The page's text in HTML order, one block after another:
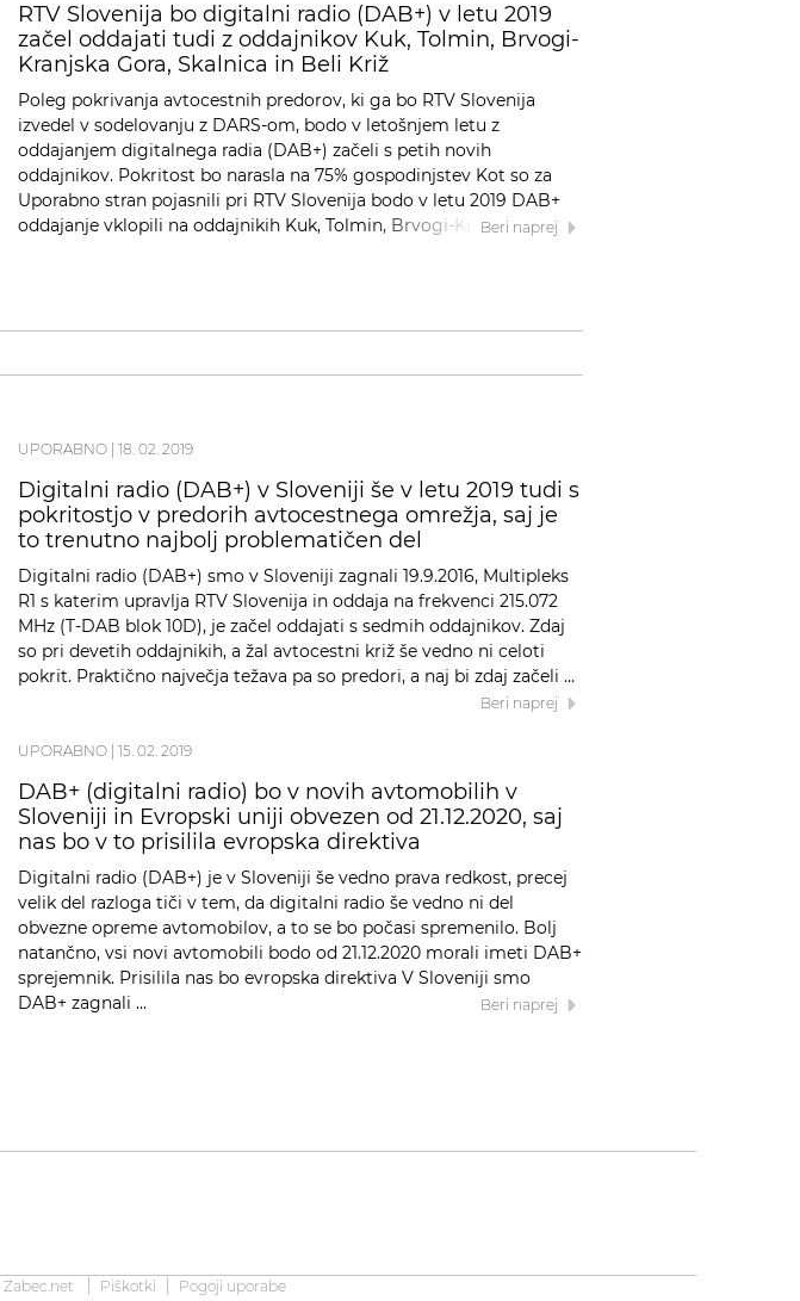
RTV Slovenija bo digitalni radio (DAB+) v letu 2019
začel oddajati tudi z oddajnikov Kuk, Tolmin, Brvogi-
Kranjska Gora, Skalnica in Beli Križ
Poleg pokrivanja avtocestnih predorov, ki ga bo RTV Slovenija
izvedel v sodelovanju z DARS-om, bodo v letošnjem letu z
oddajanjem digitalnega radia (DAB+) začeli s petih novih
oddajnikov. Pokritost bo narasla na 75% gospodinjstev Kot so za
Uporabno stran pojasnili pri RTV Slovenija bodo v letu 2019 DAB+
oddajanje vklopili na oddajnikih Kuk, Tolmin, Brvogi-Kranjska …
Beri naprej
UPORABNO 18. 02. 2019
Digitalni radio (DAB+) v Sloveniji še v letu 2019 tudi s
pokritostjo v predorih avtocestnega omrežja, saj je
to trenutno najbolj problematičen del
Digitalni radio (DAB+) smo v Sloveniji zagnali 19.9.2016, Multipleks
R1 s katerim upravlja RTV Slovenija in oddaja na frekvenci 215.072
MHz (T-DAB blok 10D), je začel oddajati s sedmih oddajnikov. Zdaj
so pri devetih oddajnikih, a žal avtocestni križ še vedno ni celoti
pokrit. Praktično največja težava pa so predori, a naj bi zdaj začeli …
Beri naprej
UPORABNO 15. 02. 2019
DAB+ (digitalni radio) bo v novih avtomobilih v
Sloveniji in Evropski uniji obvezen od 21.12.2020, saj
nas bo v to prisilila evropska direktiva
Digitalni radio (DAB+) je v Sloveniji še vedno prava redkost, precej
velik del razloga tiči v tem, da digitalni radio še vedno ni del
obvezne opreme avtomobilov, a to se bo počasi spremenilo. Bolj
natančno, vsi novi avtomobili bodo od 21.12.2020 morali imeti DAB+
sprejemnik. Prisilila nas bo evropska direktiva V Sloveniji smo
DAB+ zagnali …
Beri naprej
Zabec.net Piškotki Pogoji uporabe